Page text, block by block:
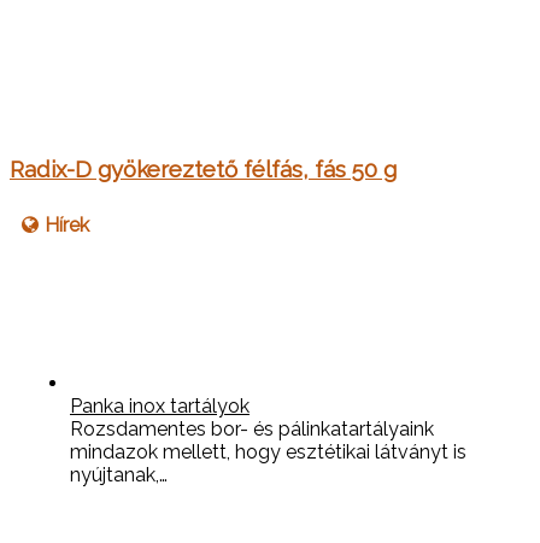
Radix-D gyökereztető félfás, fás 50 g
Hírek
Panka inox tartályok
Rozsdamentes bor- és pálinkatartályaink
mindazok mellett, hogy esztétikai látványt is
nyújtanak,…